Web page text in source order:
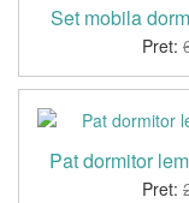
Set mobila
Pret:
Pat dormitor
Pret: